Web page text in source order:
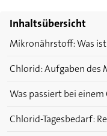
Inhaltsübersicht
Mikronährstoff: Was
Chlorid: Aufgaben des
Was passiert bei
Chlorid-Tagesbedarf: